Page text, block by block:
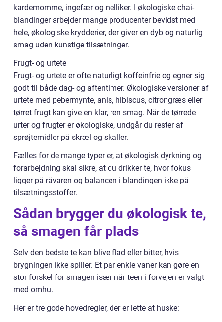
kardemomme, ingefær og nelliker. I økologiske chai-
blandinger arbejder mange producenter bevidst med
hele, økologiske krydderier, der giver en dyb og naturlig
smag uden kunstige tilsætninger.
Frugt- og urtete
Frugt- og urtete er ofte naturligt koffeinfrie og egner sig
godt til både dag- og aftentimer. Økologiske versioner af
urtete med pebermynte, anis, hibiscus, citrongræs eller
tørret frugt kan give en klar, ren smag. Når de tørrede
urter og frugter er økologiske, undgår du rester af
sprøjtemidler på skræl og skaller.
Fælles for de mange typer er, at økologisk dyrkning og
forarbejdning skal sikre, at du drikker te, hvor fokus
ligger på råvaren og balancen i blandingen ikke på
tilsætningsstoffer.
Sådan brygger du økologisk te,
så smagen får plads
Selv den bedste te kan blive flad eller bitter, hvis
brygningen ikke spiller. Et par enkle vaner kan gøre en
stor forskel for smagen især når teen i forvejen er valgt
med omhu.
Her er tre gode hovedregler, der er lette at huske: